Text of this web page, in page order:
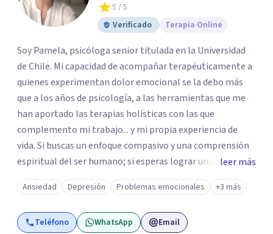
5 / 5
Verificado
Terapia Online
Soy Pamela, psicóloga senior titulada en la Universidad
de Chile. Mi capacidad de acompañar terapéuticamente a
quienes experimentan dolor emocional se la debo más
que a los años de psicología, a las herramientas que me
han aportado las terapias holísticas con las que
complemento mi trabajo... y mi propia experiencia de
vida. Si buscas un enfoque compasivo y una comprensión
espiritual del ser humano; si esperas lograr una sanación
emocional profunda y duradera, te espero en sesión.
Atiendo con frecuencia a personas que han convivido por
meses o años con síntomas de depresión y ansiedad,
principalmente mujeres adultas y adolescentes.
leer más
Ansiedad Depresión Problemas emocionales +3 más
Teléfono WhatsApp Email